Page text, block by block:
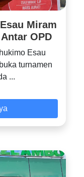
Miram
OPD
Esau
turnamen
...